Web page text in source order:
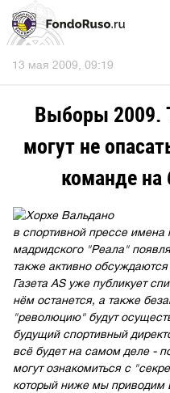
13 мая 2009, 09:19
Выборы 2009.
могут не
команде на
в спортивной прессе имена
мадридского "Реала"
также активно
Газета AS уже публикует
нём останется, а также
"революцию" будут
будущий спортивный
всё будет на самом деле -
могут ознакомиться с
который ниже мы